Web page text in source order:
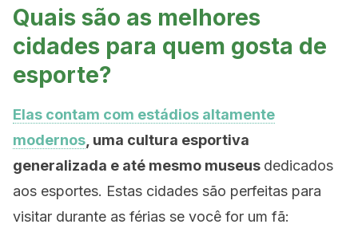
Quais são as melhores
cidades para quem gosta de
esporte?
Elas contam com estádios altamente
modernos , uma cultura esportiva
generalizada e até mesmo museus dedicados
aos esportes. Estas cidades são perfeitas para
visitar durante as férias se você for um fã: